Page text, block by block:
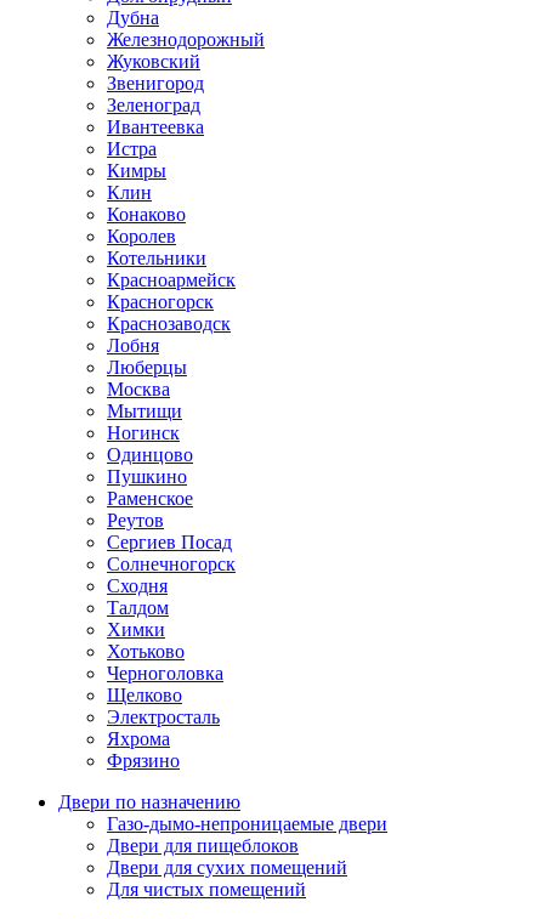
Дубна
Железнодорожный
Жуковский
Звенигород
Зеленоград
Ивантеевка
Истра
Кимры
Клин
Конаково
Королев
Котельники
Красноармейск
Красногорск
Краснозаводск
Лобня
Люберцы
Москва
Мытищи
Ногинск
Одинцово
Пушкино
Раменское
Реутов
Сергиев Посад
Солнечногорск
Сходня
Талдом
Химки
Хотьково
Черноголовка
Щелково
Электросталь
Яхрома
Фрязино
Двери по назначению
Газо-дымо-непроницаемые двери
Двери для пищеблоков
Двери для сухих помещений
Для чистых помещений